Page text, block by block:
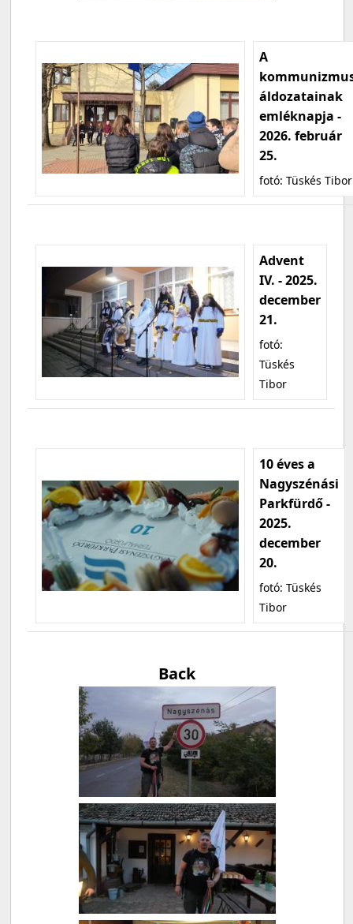
A
áldozatainak
emléknapja -
2026. február
25.
fotó: Tüskés Tibor
Advent
IV. - 2025.
december
21.
fotó:
Tüskés
Tibor
10 éves a
Nagyszénási
Parkfürdő -
2025.
december
20.
fotó: Tüskés
Tibor
Back